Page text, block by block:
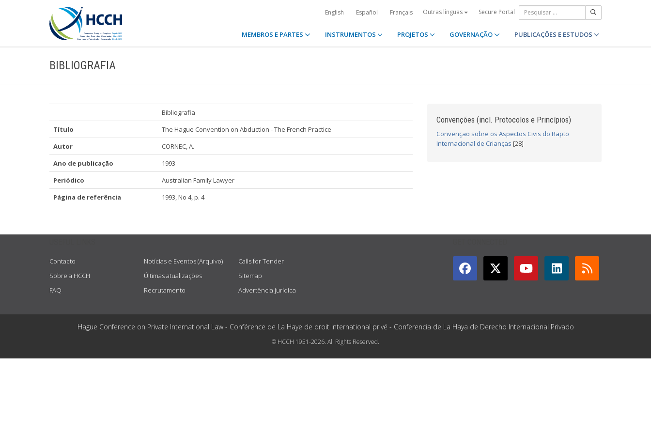
English Español Français Outras línguas Secure Portal
MEMBROS E PARTES INSTRUMENTOS PROJETOS GOVERNAÇÃO PUBLICAÇÕES E ESTUDOS
BIBLIOGRAFIA
Bibliografia
Título
The Hague Convention on Abduction - The French Practice
Autor
CORNEC, A.
Ano de publicação
1993
Periódico
Australian Family Lawyer
Página de referência
1993, No 4, p. 4
Convenções (incl. Protocolos e Princípios)
Convenção sobre os Aspectos Civis do Rapto
Internacional de Crianças [28]
Contacto
Sobre a HCCH
FAQ
Notícias e Eventos (Arquivo)
Últimas atualizações
Recrutamento
Calls for Tender
Sitemap
Advertência jurídica
Hague Conference on Private International Law - Conférence de La Haye de droit international privé - Conferencia de La Haya de Derecho Internacional Privado
© HCCH 1951-2026. All Rights Reserved.